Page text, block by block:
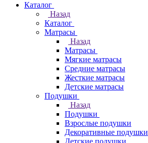
Каталог
Назад
Каталог
Матрасы
Назад
Матрасы
Мягкие матрасы
Средние матрасы
Жесткие матрасы
Детские матрасы
Подушки
Назад
Подушки
Взрослые подушки
Декоративные подушки
Детские подушки